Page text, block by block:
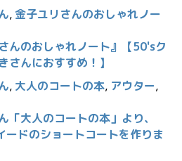
, 金子ユリさんのおしゃれノー
んのおしゃれノート』【50'sク
さんにおすすめ！】
, 大人のコートの本, アウター,
「大人のコートの本」より、
ードのショートコートを作りま